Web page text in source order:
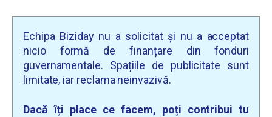
Echipa Biziday nu a solicitat și nu a acceptat
nicio formă de finanțare din fonduri
guvernamentale. Spațiile de publicitate sunt
limitate, iar reclama neinvazivă.
Dacă îți place ce facem, poți contribui tu